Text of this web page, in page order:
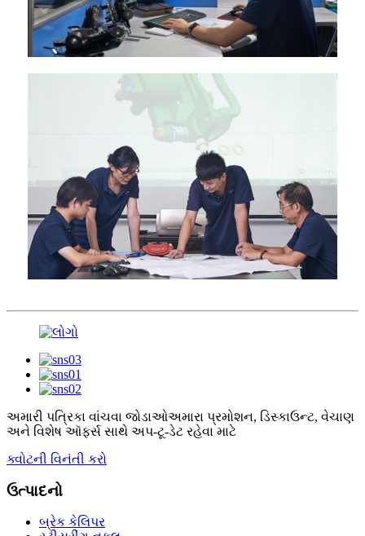
અમારી પત્રિકા વાંચવા જોડાઓઅમારા પ્રમોશન, ડિસ્કાઉન્ટ, વેચાણ
અને વિશેષ ઑફર્સ સાથે અપ-ટૂ-ડેટ રહેવા માટે
ક્વોટની વિનંતી કરો
ઉત્પાદનો
બ્રેક કેલિપર